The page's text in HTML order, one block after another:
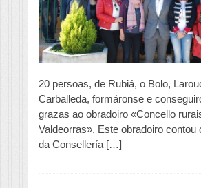
deu
un
posto
de
traballo
20
persoas
20 persoas, de Rubiá, o Bolo,
Carballeda, formáronse e
grazas ao obradoiro «Concello
Valdeorras». Este obradoiro contou
da Consellería […]